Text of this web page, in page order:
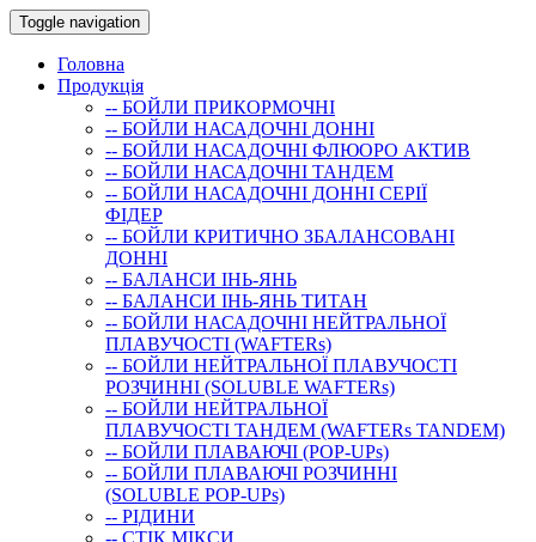
Toggle navigation
Головна
Продукція
-- БОЙЛИ ПРИКОРМОЧНI
-- БОЙЛИ НАСАДОЧНI ДОННI
-- БОЙЛИ НАСАДОЧНІ ФЛЮОРО АКТИВ
-- БОЙЛИ НАСАДОЧНІ ТАНДЕМ
-- БОЙЛИ НАСАДОЧНI ДОННI СЕРIÏ
ФIДЕР
-- БОЙЛИ КРИТИЧНО ЗБАЛАНСОВАНІ
ДОННІ
-- БАЛАНСИ ІНЬ-ЯНЬ
-- БАЛАНСИ ІНЬ-ЯНЬ ТИТАН
-- БОЙЛИ НАСАДОЧНI НЕЙТРАЛЬНОÏ
ПЛАВУЧОСТI (WAFTERs)
-- БОЙЛИ НЕЙТРАЛЬНОЇ ПЛАВУЧОСТІ
РОЗЧИННІ (SOLUBLE WAFTERs)
-- БОЙЛИ НЕЙТРАЛЬНОЇ
ПЛАВУЧОСТІ ТАНДЕМ (WAFTERs TANDEM)
-- БОЙЛИ ПЛАВАЮЧІ (POP-UPs)
-- БОЙЛИ ПЛАВАЮЧI РОЗЧИННI
(SOLUBLE POP-UPs)
-- РIДИНИ
-- СТIК МIКСИ